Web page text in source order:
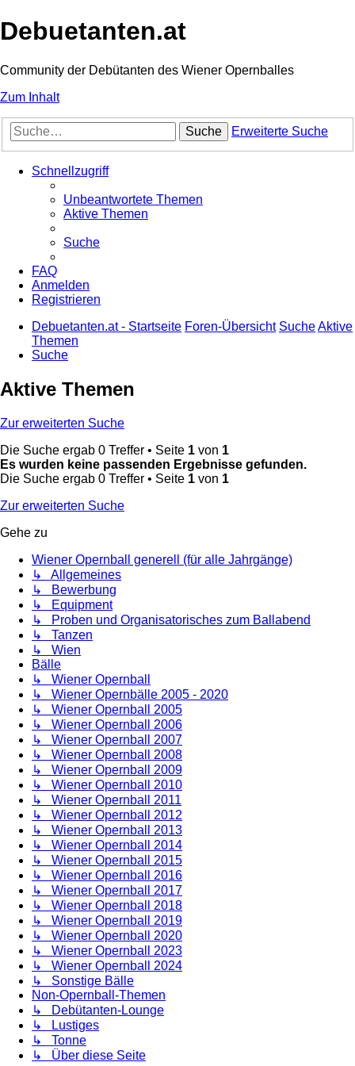
Debuetanten.at
Community der Debütanten des Wiener Opernballes
Zum Inhalt
Suche Erweiterte Suche
Schnellzugriff
Unbeantwortete Themen
Aktive Themen
Suche
FAQ
Anmelden
Registrieren
Debuetanten.at - Startseite Foren-Übersicht SucheAktive
Themen
Suche
Aktive Themen
Zur erweiterten Suche
Die Suche ergab 0 Treffer • Seite 1 von 1
Es wurden keine passenden Ergebnisse gefunden.
Die Suche ergab 0 Treffer • Seite 1 von 1
Zur erweiterten Suche
Gehe zu
Wiener Opernball generell (für alle Jahrgänge)
↳ Allgemeines
↳ Bewerbung
↳ Equipment
↳ Proben und Organisatorisches zum Ballabend
↳ Tanzen
↳ Wien
Bälle
↳ Wiener Opernball
↳ Wiener Opernbälle 2005 - 2020
↳ Wiener Opernball 2005
↳ Wiener Opernball 2006
↳ Wiener Opernball 2007
↳ Wiener Opernball 2008
↳ Wiener Opernball 2009
↳ Wiener Opernball 2010
↳ Wiener Opernball 2011
↳ Wiener Opernball 2012
↳ Wiener Opernball 2013
↳ Wiener Opernball 2014
↳ Wiener Opernball 2015
↳ Wiener Opernball 2016
↳ Wiener Opernball 2017
↳ Wiener Opernball 2018
↳ Wiener Opernball 2019
↳ Wiener Opernball 2020
↳ Wiener Opernball 2023
↳ Wiener Opernball 2024
↳ Sonstige Bälle
Non-Opernball-Themen
↳ Debütanten-Lounge
↳ Lustiges
↳ Tonne
↳ Über diese Seite